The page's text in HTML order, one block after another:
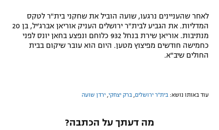
לאחר שהעניינים נרגעו, שועה הוביל את שחקני בית"ר לטקס
המדליות. את הגביע לבית"ר ירושלים העניק אוריאן אברג'יל, בן 20
מנתיבות. אוריאן שירת בנחל 932 כלוחם ונפצע בחאן יונס לפני
כחמישה חודשים מפיצוץ מטען. היום הוא עובר שיקום בבית
החולים שיב"א.
עוד באותו נושא: בית"ר ירושלים ברק יצחקי ירדן שועה
מה דעתך על הכתבה?